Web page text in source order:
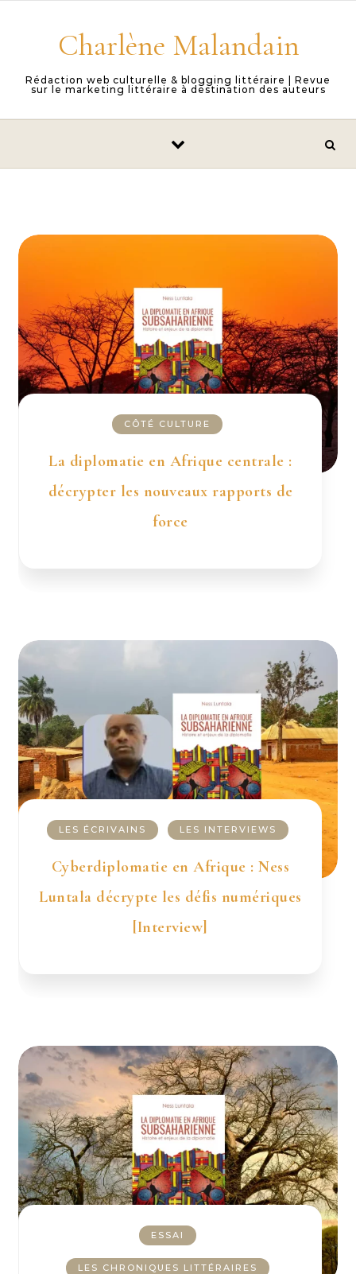
Charlène Malandain
Rédaction web culturelle & blogging littéraire | Revue
sur le marketing littéraire à destination des auteurs
CÔTÉ CULTURE
La diplomatie en Afrique centrale :
décrypter les nouveaux rapports de
force
LES ÉCRIVAINS LES INTERVIEWS
Cyberdiplomatie en Afrique : Ness
Luntala décrypte les défis numériques
[Interview]
ESSAI
LES CHRONIQUES LITTÉRAIRES